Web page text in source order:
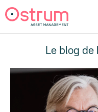
Le blog de